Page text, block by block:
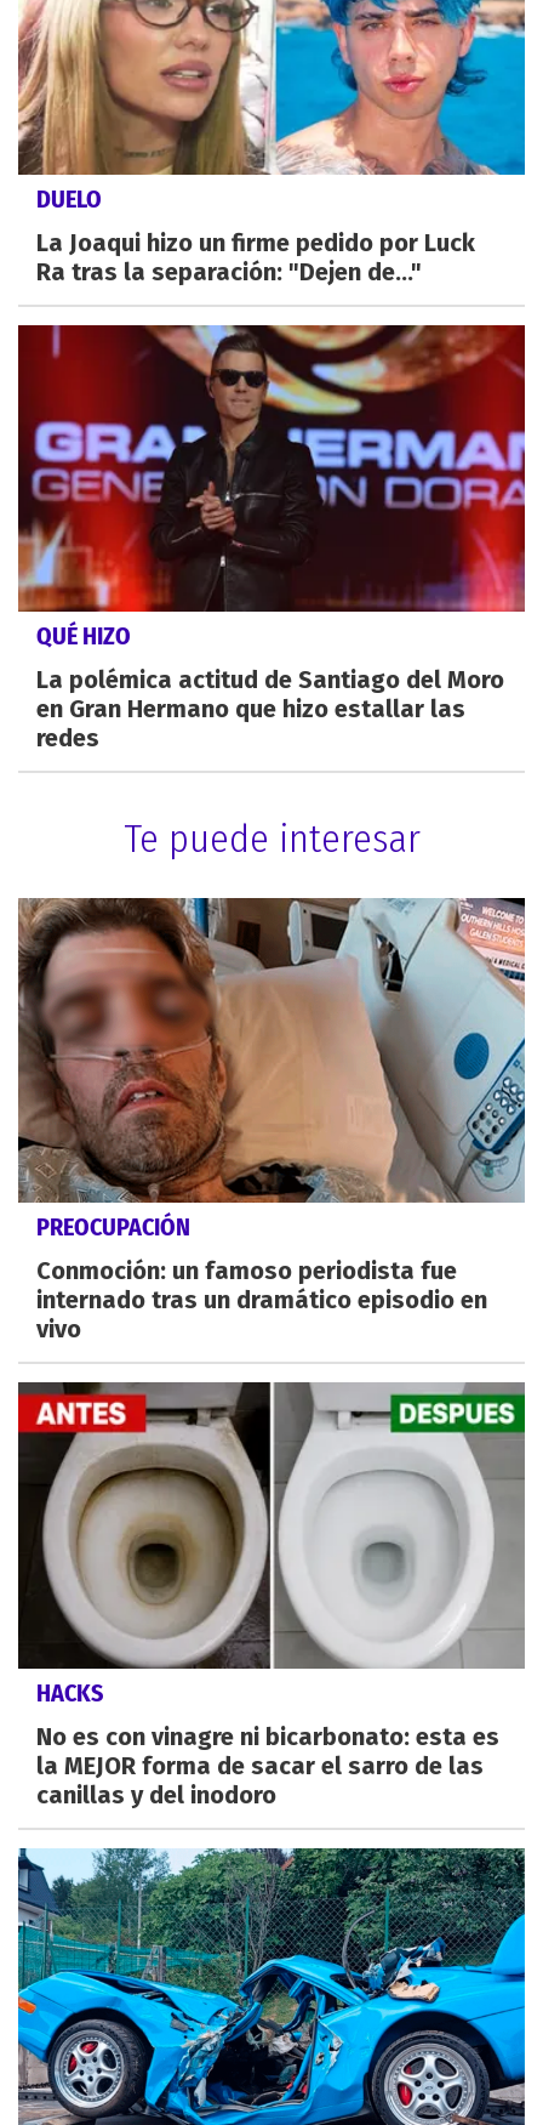
DUELO
La Joaqui hizo un firme pedido por Luck
Ra tras la separación: "Dejen de..."
QUÉ HIZO
La polémica actitud de Santiago del Moro
en Gran Hermano que hizo estallar las
redes
Te puede interesar
PREOCUPACIÓN
Conmoción: un famoso periodista fue
internado tras un dramático episodio en
vivo
HACKS
No es con vinagre ni bicarbonato: esta es
la MEJOR forma de sacar el sarro de las
canillas y del inodoro